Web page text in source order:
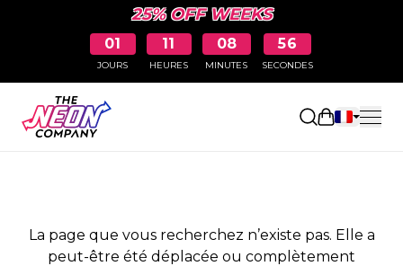
25% OFF WEEKS
01
JOURS
11
HEURES
08
MINUTES
56
SECONDES
Ouvrir le
PAGE NON TROUVÉE
La page que vous recherchez n’existe pas. Elle a
peut-être été déplacée ou complètement